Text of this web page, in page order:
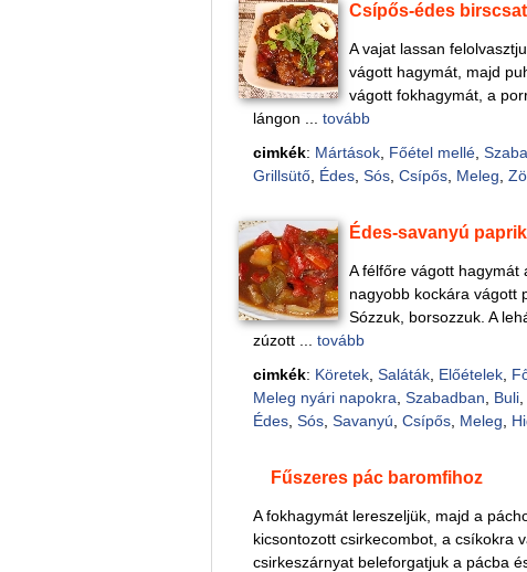
Csípős-édes
A vajat lassan
vágott hagymát, majd
vágott fokhagymát, a
lángon ... tovább
cimkék: Mártások, Főétel mellé,
Grillsütő, Édes, Sós, Csípős, Meleg
Édes-savanyú
A félfőre vágott hagymát
nagyobb kockára vágott
Sózzuk, borsozzuk. A
zúzott ... tovább
cimkék: Köretek, Saláták, Előételek,
Meleg nyári napokra Szabadban Buli,
Édes, Sós, Savanyú Csípős, Meleg
Fűszeres pác baromfihoz
A fokhagymát lereszeljük, majd a
kicsontozott csirkecombot, a csíkokra
csirkeszárnyat beleforgatjuk a pácba